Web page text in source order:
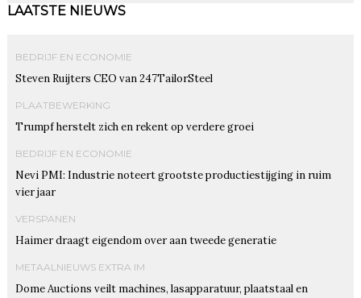
LAATSTE NIEUWS
BEDRIJF EN ECONOMIE
Steven Ruijters CEO van 247TailorSteel
PLAATBEWERKING
Trumpf herstelt zich en rekent op verdere groei
BEDRIJF EN ECONOMIE
Nevi PMI: Industrie noteert grootste productiestijging in ruim
vier jaar
VERSPANEN
Haimer draagt eigendom over aan tweede generatie
METAALNIEUWS EXTRA IM
Dome Auctions veilt machines, lasapparatuur, plaatstaal en